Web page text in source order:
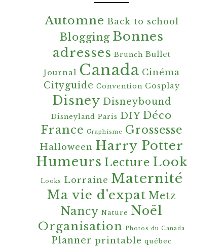
Automne Back to school
Blogging Bonnes
adresses Brunch Bullet
Journal Canada Cinéma
Cityguide Convention Cosplay
Disney Disneybound
Disneyland Paris DIY Déco
France Graphisme Grossesse
Halloween Harry Potter
Humeurs Lecture Look
Looks Lorraine Maternité
Ma vie d'expat Metz
Nancy Nature Noël
Organisation Photos du Canada
Planner printable québec